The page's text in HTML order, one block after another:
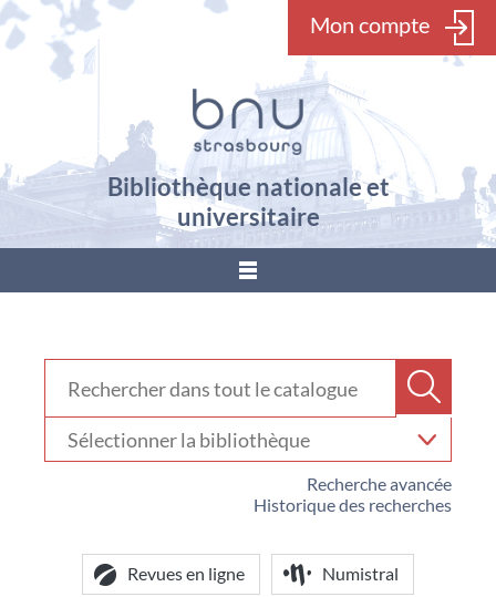
Mon compte
Bibliothèque nationale et
universitaire
???
Recherche avancée
Historique des recherches
votre
bibliothèque
Revues en ligne Numistral